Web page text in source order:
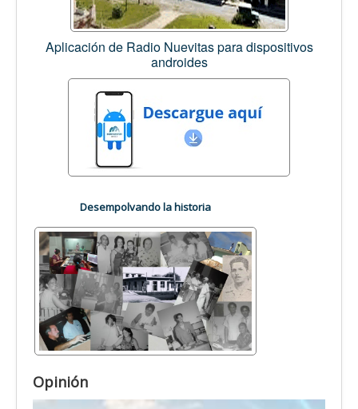
Aplicación de Radio Nuevitas para dispositivos
androides
Desempolvando la historia
Opinión